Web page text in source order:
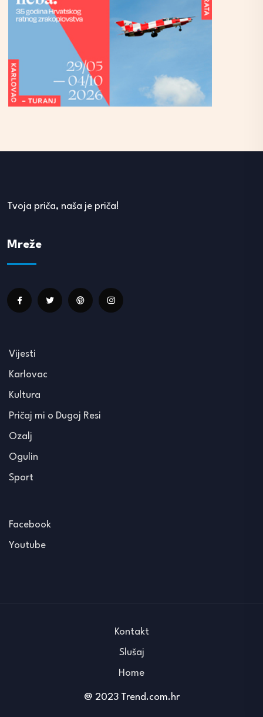
Tvoja priča, naša je priča!
Mreže
Vijesti
Karlovac
Kultura
Pričaj mi o Dugoj Resi
Ozalj
Ogulin
Sport
Facebook
Youtube
@ 2023 Trend.com.hr
Kontakt
Slušaj
Home